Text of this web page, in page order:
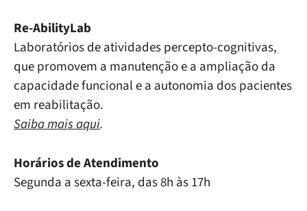
Re-AbilityLab
Laboratórios de atividades percepto-cognitivas,
que promovem a manutenção e a ampliação da
capacidade funcional e a autonomia dos pacientes
em reabilitação.
Saiba mais aqui.
Horários de Atendimento
Segunda a sexta-feira, das 8h às 17h